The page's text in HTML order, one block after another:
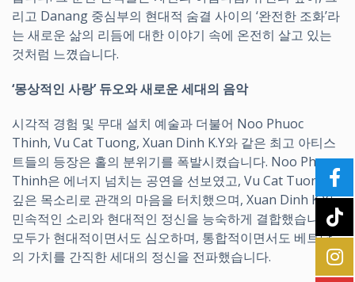
리고 Danang 중심부의 현대적 숨결 사이의 ‘완전한 조화’라
는 새로운 삶의 리듬에 대한 이야기 속에 온전히 살고 있는
것처럼 느꼈습니다.
‘몽상적인 사랑’ 듀오와 새로운 세대의 음악
시각적 경험 및 무대 설치 예술과 더불어 Noo Phuoc
Thinh, Vu Cat Tuong, Xuan Dinh K.Y와 같은 최고 아티스
트들의 등장은 홀의 분위기를 폭발시켰습니다. Noo Phuoc
Thinh은 에너지 넘치는 공연을 선보였고, Vu Cat Tuong은
깊은 목소리로 관객의 마음을 터치했으며, Xuan Dinh K.Y는
민속적인 소리와 현대적인 정신을 능숙하게 결합했습니다.
모두가 현대적이면서도 심오하며, 통합적이면서도 베트남
의 가치를 간직한 세대의 정신을 전파했습니다.